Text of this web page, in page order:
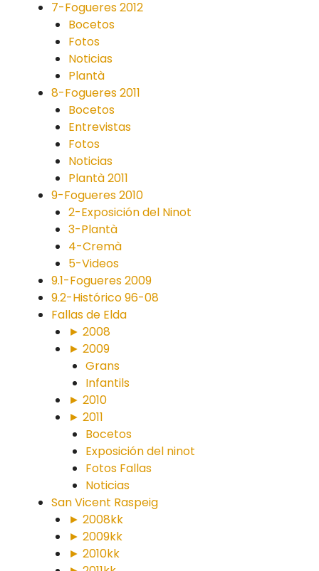
7-Fogueres 2012
Bocetos
Fotos
Noticias
Plantà
8-Fogueres 2011
Bocetos
Entrevistas
Fotos
Noticias
Plantà 2011
9-Fogueres 2010
2-Exposición del Ninot
3-Plantà
4-Cremà
5-Videos
9.1-Fogueres 2009
9.2-Histórico 96-08
Fallas de Elda
► 2008
► 2009
Grans
Infantils
► 2010
► 2011
Bocetos
Exposición del ninot
Fotos Fallas
Noticias
San Vicent Raspeig
► 2008kk
► 2009kk
► 2010kk